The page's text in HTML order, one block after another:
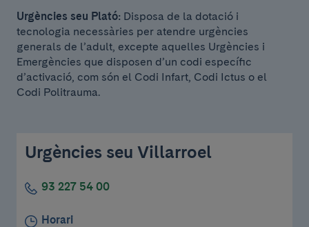
Urgències seu Plató: Disposa de la dotació i
tecnologia necessàries per atendre urgències
generals de l’adult, excepte aquelles Urgències i
Emergències que disposen d’un codi específic
d’activació, com són el Codi Infart, Codi Ictus o el
Codi Politrauma.
Urgències seu Villarroel
93 227 54 00
Horari